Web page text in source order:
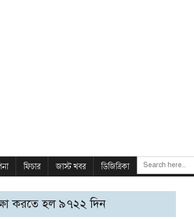
ফিচার জাস্ট খবর ডিজিত্রিকা
SEARCH
FOR:
করতে হল ৯৭২২ দিন